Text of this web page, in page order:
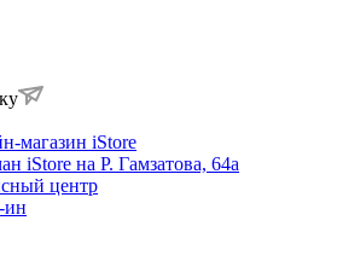
магазин iStore
iStore на Р. Гамзатова, 64а
центр
ин